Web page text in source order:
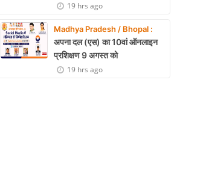
19 hrs ago
Madhya Pradesh / Bhopal :
अपना दल (एस) का 10वां ऑनलाइन
प्रशिक्षण 9 अगस्त को
19 hrs ago